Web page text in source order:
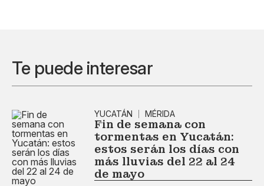
Te puede interesar
YUCATÁN MÉRIDA
Fin de semana con
tormentas en Yucatán:
estos serán los días con
más lluvias del 22 al 24
de mayo